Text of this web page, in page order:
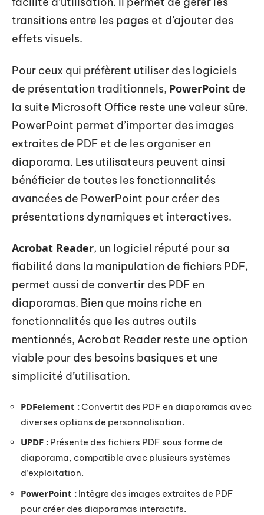
transitions entre les pages et d’ajouter des
effets visuels.
Pour ceux qui préfèrent utiliser des logiciels
de présentation traditionnels, PowerPoint de
la suite Microsoft Office reste une valeur sûre.
PowerPoint permet d’importer des images
extraites de PDF et de les organiser en
diaporama. Les utilisateurs peuvent ainsi
bénéficier de toutes les fonctionnalités
avancées de PowerPoint pour créer des
présentations dynamiques et interactives.
Acrobat Reader, un logiciel réputé pour sa
fiabilité dans la manipulation de fichiers PDF,
permet aussi de convertir des PDF en
diaporamas. Bien que moins riche en
fonctionnalités que les autres outils
mentionnés, Acrobat Reader reste une option
viable pour des besoins basiques et une
simplicité d’utilisation.
PDFelement :Convertit des PDF en diaporamas avec
diverses options de personnalisation.
UPDF : Présente des fichiers PDF sous forme de
diaporama, compatible avec plusieurs systèmes
d’exploitation.
PowerPoint : Intègre des images extraites de PDF
pour créer des diaporamas interactifs.